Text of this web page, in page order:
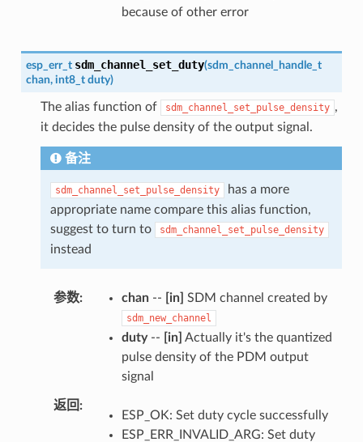
because of other error
esp_err_t sdm_channel_set_duty(sdm_channel_handle_t
chan, int8_t duty)
The alias function of sdm_channel_set_pulse_density ,
it decides the pulse density of the output signal.
备注
sdm_channel_set_pulse_density
has a more
appropriate name compare this alias function,
suggest to turn to
sdm_channel_set_pulse_density
instead
参数 chan-- [in] SDM channel created by
sdm_new_channel
duty-- [in] Actually it's the quantized
pulse density of the PDM output
signal
返回
ESP_OK: Set duty cycle successfully
ESP_ERR_INVALID_ARG: Set duty